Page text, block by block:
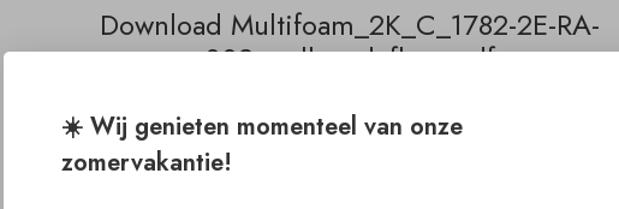
Download Multifoam_2K_C_1782-2E-RA-
002_wall_and_floor.pdf
starten in een paar seconden, zo niet
☀️ Wij genieten momenteel van onze
zomervakantie!